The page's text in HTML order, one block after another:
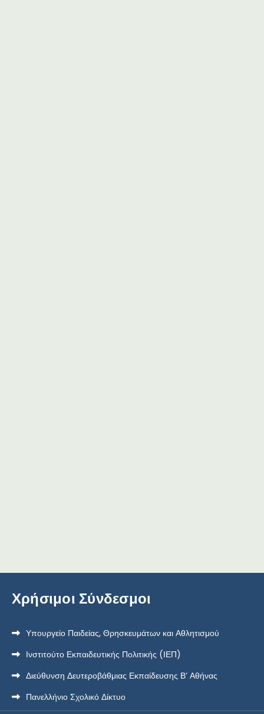
Χρήσιμοι Σύνδεσμοι
Υπουργείο Παιδείας, Θρησκευμάτων και Αθλητισμού
Ινστιτούτο Εκπαιδευτικής Πολιτικής (ΙΕΠ)
Διεύθυνση Δευτεροβάθμιας Εκπαίδευσης Β’ Αθήνας
Πανελλήνιο Σχολικό Δίκτυο